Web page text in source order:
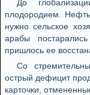
До
плодородием.
нужно сельское
арабы
пришлось ее
Со
острый дефицит
карточки,